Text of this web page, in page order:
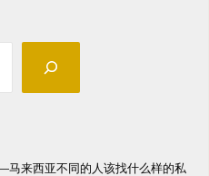
来西亚不同的人该找什么样的私